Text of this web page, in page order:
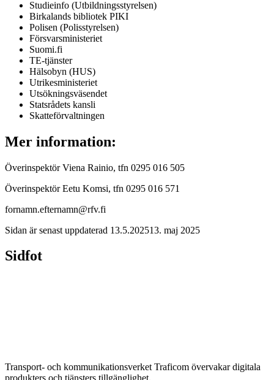
Studieinfo (Utbildningsstyrelsen)
Birkalands bibliotek PIKI
Polisen (Polisstyrelsen)
Försvarsministeriet
Suomi.fi
TE-tjänster
Hälsobyn (HUS)
Utrikesministeriet
Utsökningsväsendet
Statsrådets kansli
Skatteförvaltningen
Mer information:
Överinspektör Viena Rainio, tfn 0295 016 505
Överinspektör Eetu Komsi, tfn 0295 016 571
fornamn.efternamn@rfv.fi
Sidan är senast uppdaterad 13.5.202513. maj 2025
Sidfot
Transport- och kommunikationsverket Traficom övervakar digitala